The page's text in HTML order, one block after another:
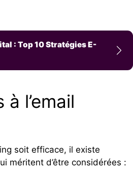
: Top 10 Stratégies E-
l’email
soit efficace, il existe
méritent d’être considérées :